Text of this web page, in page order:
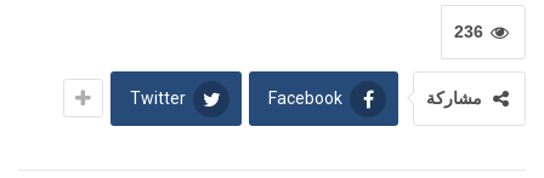
236
مشاركة Facebook
Twitter